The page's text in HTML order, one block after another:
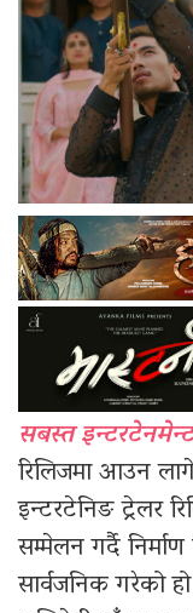
सबस्त
रिलिजमा आउन
इन्टरटेनिङ ट्रेलर
सम्मेलन गर्दै
सार्वजनिक गरेको